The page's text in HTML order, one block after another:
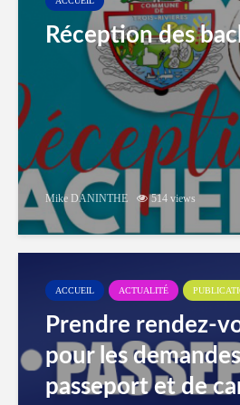
Réception des
Mike DANINTHE 514 views
ACCUEIL ACTUALITÉ
Prendre rendez-
pour les
passeport et de